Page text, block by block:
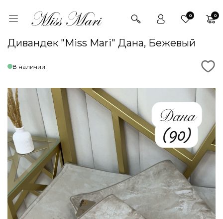
0 0
Дивандек "Miss Mari" Дана, Бежевый
В наличии